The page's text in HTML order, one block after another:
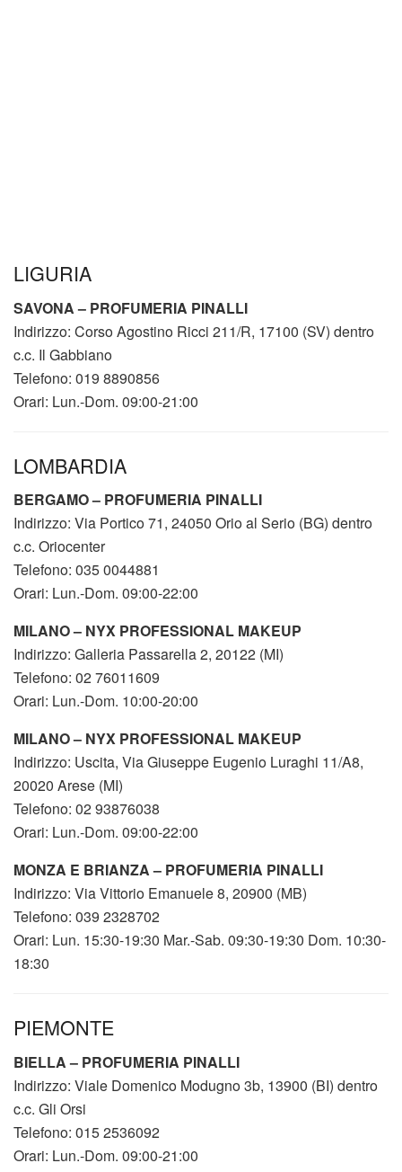
LIGURIA
SAVONA – PROFUMERIA PINALLI
Indirizzo: Corso Agostino Ricci 211/R, 17100 (SV) dentro
c.c. Il Gabbiano
Telefono: 019 8890856
Orari: Lun.-Dom. 09:00-21:00
LOMBARDIA
BERGAMO – PROFUMERIA PINALLI
Indirizzo: Via Portico 71, 24050 Orio al Serio (BG) dentro
c.c. Oriocenter
Telefono: 035 0044881
Orari: Lun.-Dom. 09:00-22:00
MILANO – NYX PROFESSIONAL MAKEUP
Indirizzo: Galleria Passarella 2, 20122 (MI)
Telefono: 02 76011609
Orari: Lun.-Dom. 10:00-20:00
MILANO – NYX PROFESSIONAL MAKEUP
Indirizzo: Uscita, Via Giuseppe Eugenio Luraghi 11/A8,
20020 Arese (MI)
Telefono: 02 93876038
Orari: Lun.-Dom. 09:00-22:00
MONZA E BRIANZA – PROFUMERIA PINALLI
Indirizzo: Via Vittorio Emanuele 8, 20900 (MB)
Telefono: 039 2328702
Orari: Lun. 15:30-19:30 Mar.-Sab. 09:30-19:30 Dom. 10:30-
18:30
PIEMONTE
BIELLA – PROFUMERIA PINALLI
Indirizzo: Viale Domenico Modugno 3b, 13900 (BI) dentro
c.c. Gli Orsi
Telefono: 015 2536092
Orari: Lun.-Dom. 09:00-21:00